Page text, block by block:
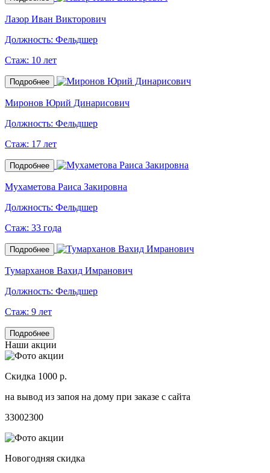
Лазор Иван Викторович
Должность: Фельдшер
Стаж: 10 лет
Подробнее
Миронов Юрий Динарисович
Должность: Фельдшер
Стаж: 17 лет
Подробнее
Мухаметова Раиса Закировна
Должность: Фельдшер
Стаж: 33 года
Подробнее
Тумарханов Вахид Имранович
Должность: Фельдшер
Стаж: 9 лет
Подробнее
Наши акции
Скидка 1000 р.
на вывод из запоя на дому при заказе с сайта
33002300
Новогодняя скидка